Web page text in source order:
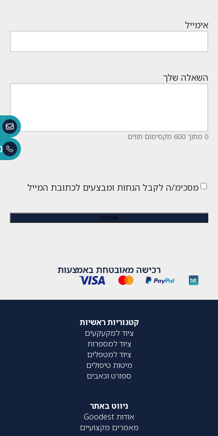
אימייל
השאלה שלך
0 מתוך 600 מקסימום תווים
מסכימ/ה לקבל הנחות ומבצעים לכתובת המייל
רכישה מאובטחת באמצעות
קטגוריות ראשיות
ציוד למקעקעים
ציוד למספרות
ציוד למטפלים
מיטות טיפולים
ספורט וכאבים
ניווט באתר
אודות Goodest
מאמרים מקצועיים